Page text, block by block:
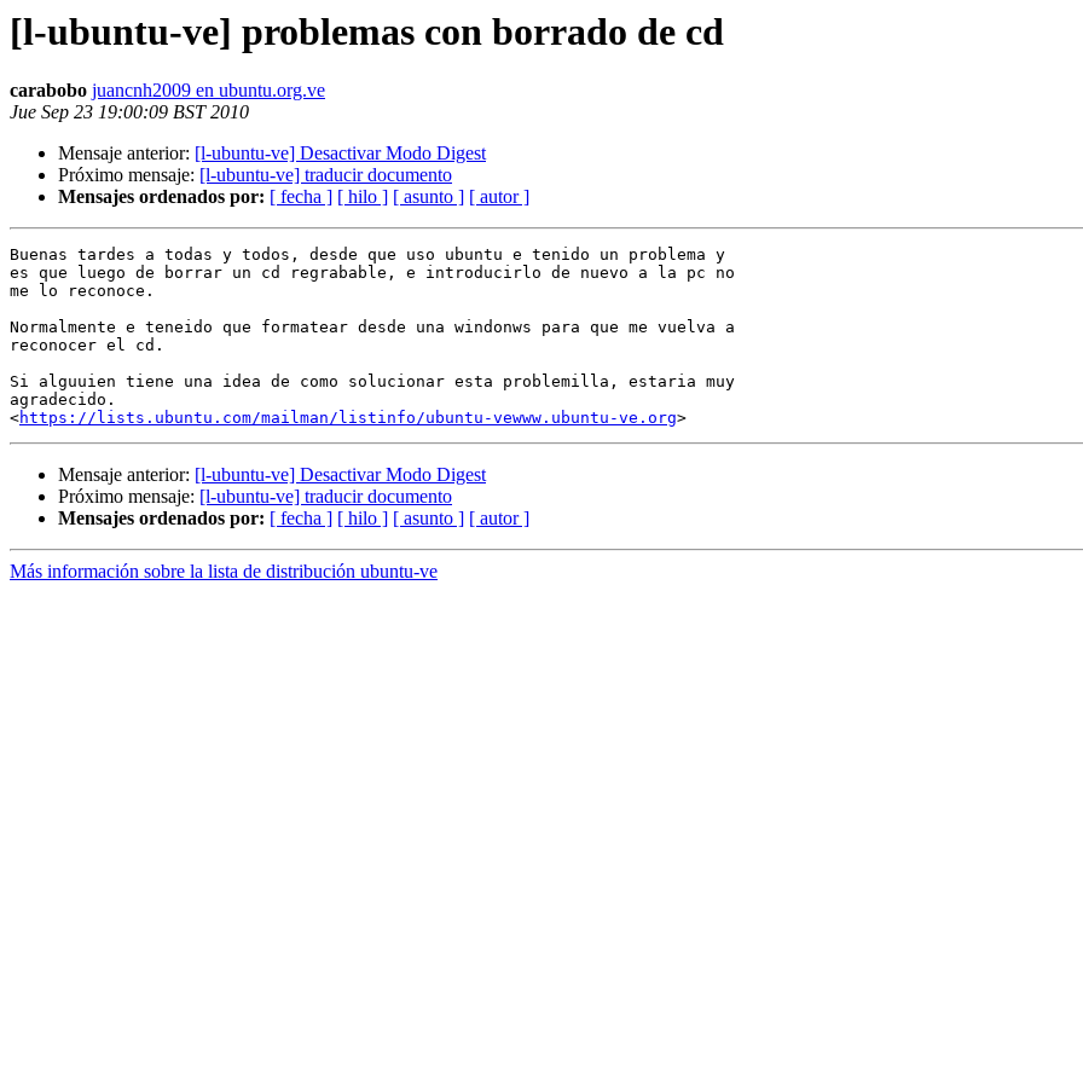
[l-ubuntu-ve] problemas con borrado de cd
carabobo juancnh2009 en ubuntu.org.ve
Jue Sep 23 19:00:09 BST 2010
Mensaje anterior: [l-ubuntu-ve] Desactivar Modo Digest
Próximo mensaje: [l-ubuntu-ve] traducir documento
Mensajes ordenados por: [ fecha ] [ hilo ] [ asunto ] [ autor ]
Buenas tardes a todas y todos, desde que uso ubuntu e tenido un problema y
es que luego de borrar un cd regrabable, e introducirlo de nuevo a la pc no
me lo reconoce.
Normalmente e teneido que formatear desde una windonws para que me vuelva a
reconocer el cd.
Si alguuien tiene una idea de como solucionar esta problemilla, estaria muy
agradecido.
<https://lists.ubuntu.com/mailman/listinfo/ubuntu-vewww.ubuntu-ve.org
Mensaje anterior: [l-ubuntu-ve] Desactivar Modo Digest
Próximo mensaje: [l-ubuntu-ve] traducir documento
Mensajes ordenados por: [ fecha ] [ hilo ] [ asunto ] [ autor ]
Más información sobre la lista de distribución ubuntu-ve